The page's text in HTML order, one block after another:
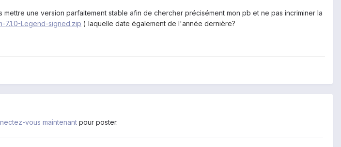
une version parfaitement stable afin de chercher précisément mon pb et ne pas incriminer la
7.1.0-Legend-signed.zip ) laquelle date également de l'année dernière?
vous maintenant pour poster.